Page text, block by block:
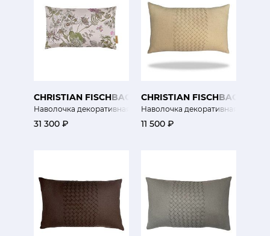
CHRISTIAN FISCHBACHER
Наволочка декоративная Ботаника
31 300 ₽
CHRISTIAN FISCHBACHER
Наволочка декоративная Pépite
11 500 ₽